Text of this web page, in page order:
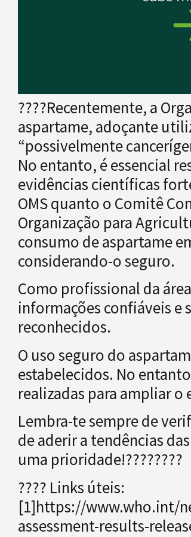
????Recentemente, a
aspartame, adoçante
“possivelmente
No entanto, é essencial
evidências científicas
OMS quanto o Comitê
Organização para
consumo de aspartame
considerando-o seguro.
Como profissional da
informações confiáveis e
reconhecidos.
O uso seguro do
estabelecidos. No
realizadas para ampliar
Lembra-te sempre de
de aderir a tendências
uma prioridade!????????️
???? Links úteis:
[1]https://www.who.int/
assessment-results-